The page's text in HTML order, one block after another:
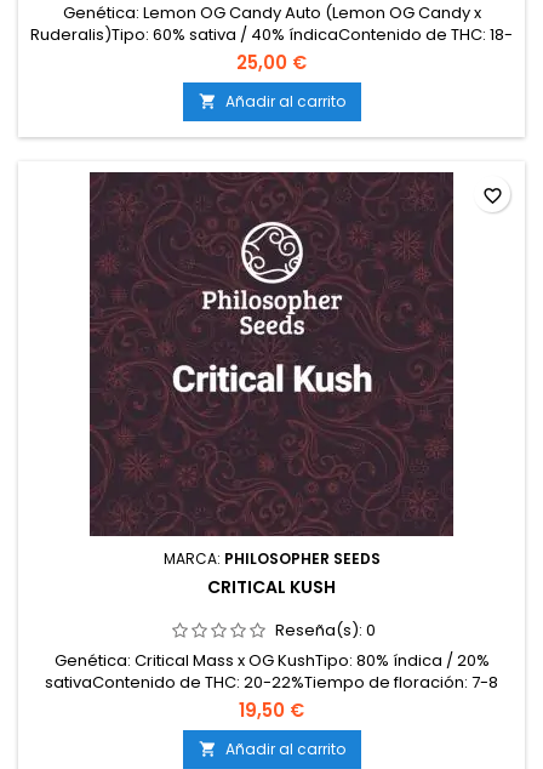
Genética: Lemon OG Candy Auto (Lemon OG Candy x
Ruderalis)Tipo: 60% sativa / 40% índicaContenido de THC: 18-
20%Ciclo completo: 70-75 días desde la
germinaciónProducción en interior: 450-500
g/m²Producción en exterior: 120-150 g/plantaAltura: 70-110 cm
en interior; hasta 140 cm en exteriorAromas y
sabores: Intensos y cítricos; limón,...
25,00 €
 Añadir al carrito
MARCA: PHILOSOPHER SEEDS
CRITICAL KUSH
Reseña(s): 0
Genética: Critical Mass x OG KushTipo: 80% índica / 20%
sativaContenido de THC: 20-22%Tiempo de floración: 7-8
semanas en interiorProducción en interior: 550-600
g/m²Producción en exterior: 700-900 g/plantaAltura: 80-100
cm en interior; hasta 200 cm en exteriorAromas y
19,50 €
 Añadir al carrito
favorite_border